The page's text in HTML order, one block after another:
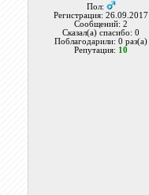
Пол:
Регистрация: 26.09.2017
Сообщений: 2
Сказал(а) спасибо: 0
Поблагодарили: 0 раз(а)
Репутация: 10